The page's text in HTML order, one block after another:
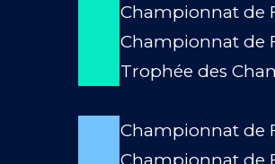
Championnat de
Championnat de
Trophée des
Championnat de